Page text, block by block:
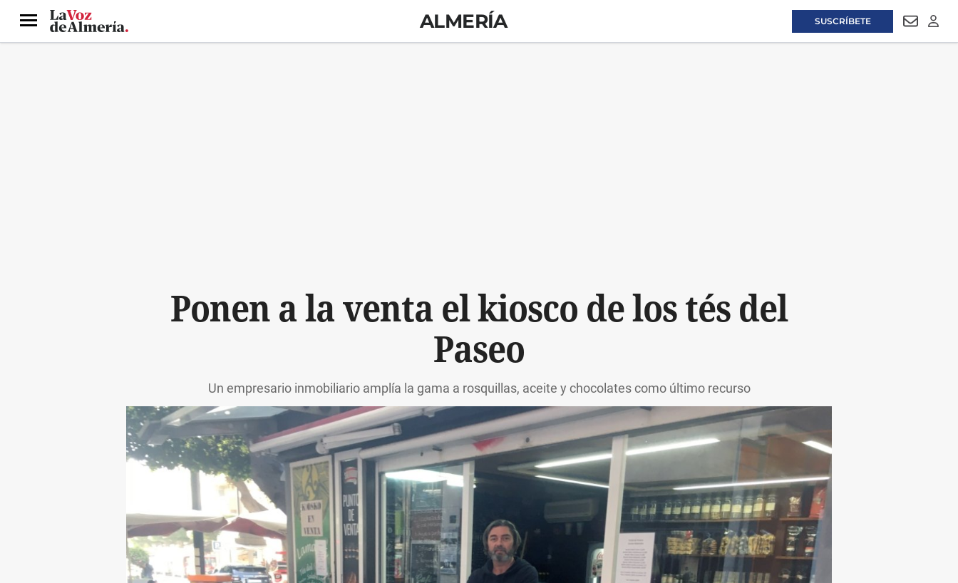
SUSCRÍBETE
Menú ALMERÍA
Ponen a la venta el kiosco de los tés del
Paseo
Un empresario inmobiliario amplía la gama a rosquillas, aceite y chocolates como último recurso